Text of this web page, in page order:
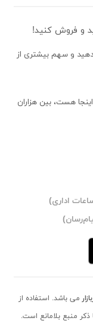
و فروش کنید!
بدهید و سهم بیشتری از
هست، بین هزاران
اداری)
می باشد. استفاده از
منبع بلامانع است.